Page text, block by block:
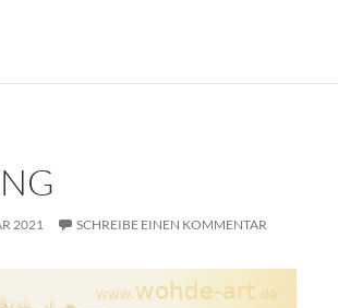
2021 SCHREIBE EINEN KOMMENTAR